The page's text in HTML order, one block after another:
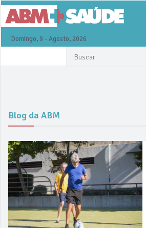
Domingo, 9 - Agosto, 2026
Blog da ABM